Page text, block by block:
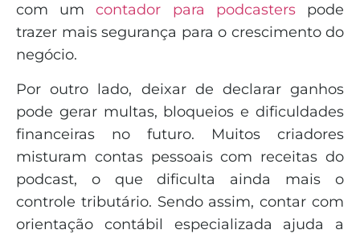
com umcontador para podcasterspode
trazer mais segurança para o crescimento do
negócio.
Por outro lado, deixar de declarar ganhos
pode gerar multas, bloqueios e dificuldades
financeiras no futuro. Muitos criadores
misturam contas pessoais com receitas do
podcast, o que dificulta ainda mais o
controle tributário. Sendo assim, contar com
orientação contábil especializada ajuda a